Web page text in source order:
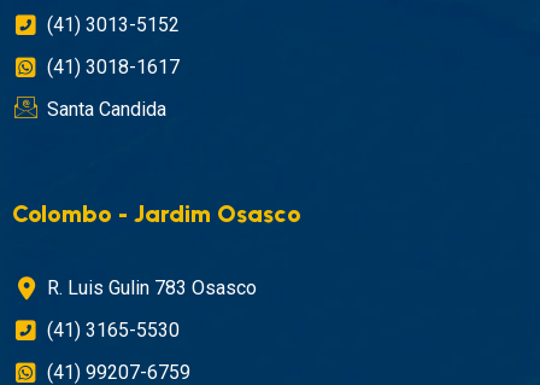
(41) 3013-5152
(41) 3018-1617
Santa Candida
Colombo - Jardim Osasco
R. Luis Gulin 783 Osasco
(41) 3165-5530
(41) 99207-6759